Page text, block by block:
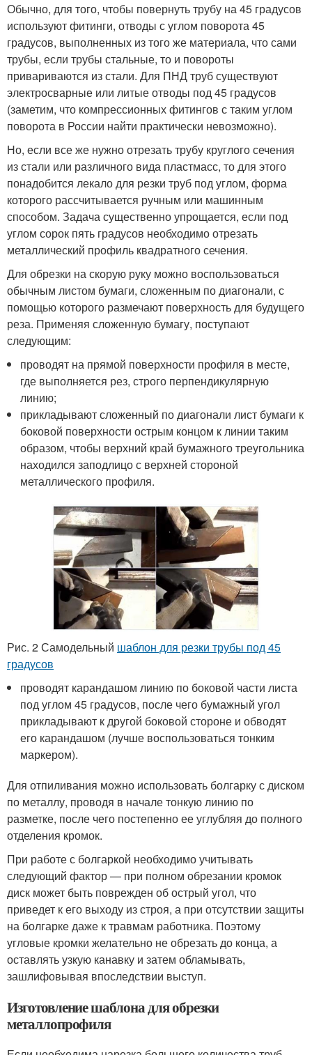
Обычно, для того, чтобы повернуть трубу на 45 градусов
используют фитинги, отводы с углом поворота 45
градусов, выполненных из того же материала, что сами
трубы, если трубы стальные, то и повороты
привариваются из стали. Для ПНД труб существуют
электросварные или литые отводы под 45 градусов
(заметим, что компрессионных фитингов с таким углом
поворота в России найти практически невозможно).
Но, если все же нужно отрезать трубу круглого сечения
из стали или различного вида пластмасс, то для этого
понадобится лекало для резки труб под углом, форма
которого рассчитывается ручным или машинным
способом. Задача существенно упрощается, если под
углом сорок пять градусов необходимо отрезать
металлический профиль квадратного сечения.
Для обрезки на скорую руку можно воспользоваться
обычным листом бумаги, сложенным по диагонали, с
помощью которого размечают поверхность для будущего
реза. Применяя сложенную бумагу, поступают
следующим:
проводят на прямой поверхности профиля в месте,
где выполняется рез, строго перпендикулярную
линию;
прикладывают сложенный по диагонали лист бумаги к
боковой поверхности острым концом к линии таким
образом, чтобы верхний край бумажного треугольника
находился заподлицо с верхней стороной
металлического профиля.
Рис. 2 Самодельный шаблон для резки трубы под 45
градусов
проводят карандашом линию по боковой части листа
под углом 45 градусов, после чего бумажный угол
прикладывают к другой боковой стороне и обводят
его карандашом (лучше воспользоваться тонким
маркером).
Для отпиливания можно использовать болгарку с диском
по металлу, проводя в начале тонкую линию по
разметке, после чего постепенно ее углубляя до полного
отделения кромок.
При работе с болгаркой необходимо учитывать
следующий фактор — при полном обрезании кромок
диск может быть поврежден об острый угол, что
приведет к его выходу из строя, а при отсутствии защиты
на болгарке даже к травмам работника. Поэтому
угловые кромки желательно не обрезать до конца, а
оставлять узкую канавку и затем обламывать,
зашлифовывая впоследствии выступ.
Изготовление шаблона для обрезки
металлопрофиля